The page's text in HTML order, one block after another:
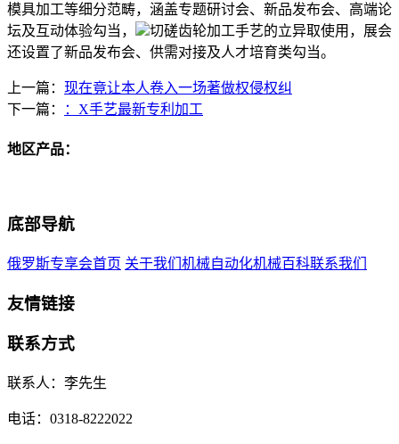
模具加工等细分范畴，涵盖专题研讨会、新品发布会、高端论
坛及互动体验勾当，
切磋齿轮加工手艺的立异取使用，展会
还设置了新品发布会、供需对接及人才培育类勾当。
上一篇： 现在竟让本人卷入一场著做权侵权纠
下一篇：
：X手艺最新专利加工
地区产品：
底部导航
俄罗斯专享会首页 关于我们 机械自动化机械百科联系我们
友情链接
联系方式
联系人：李先生
电话：0318-8222022